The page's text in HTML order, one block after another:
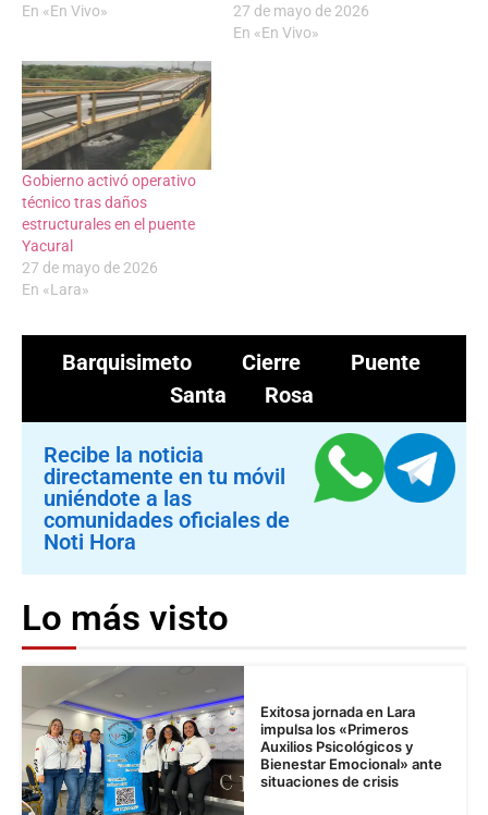
En «En Vivo»
27 de mayo de 2026
En «En Vivo»
Gobierno activó operativo
técnico tras daños
estructurales en el puente
Yacural
27 de mayo de 2026
En «Lara»
Barquisimeto Cierre
Puente
Santa Rosa
Recibe la noticia
directamente en tu móvil
uniéndote a las
comunidades oficiales de
Noti Hora
Lo más visto
Exitosa jornada en Lara
impulsa los «Primeros
Auxilios Psicológicos y
Bienestar Emocional» ante
situaciones de crisis